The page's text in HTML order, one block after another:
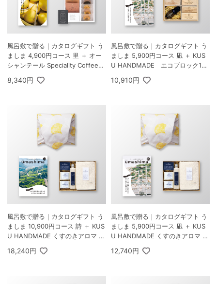
風呂敷で贈る｜カタログギフト う
ましま 4,900円コース 里 ＋ オー
シャンテール Speciality Coffee＆
8,340円
風呂敷で贈る｜カタログギフト う
ましま 5,900円コース 凪 ＋ KUS
U HANDMADE エコブロック18
10,910円
風呂敷で贈る｜カタログギフト う
ましま 10,900円コース 詩 ＋ KUS
U HANDMADE くすのきアロマ バ
18,240円
風呂敷で贈る｜カタログギフト う
ましま 5,900円コース 凪 ＋ KUS
U HANDMADE くすのきアロマ バ
12,740円